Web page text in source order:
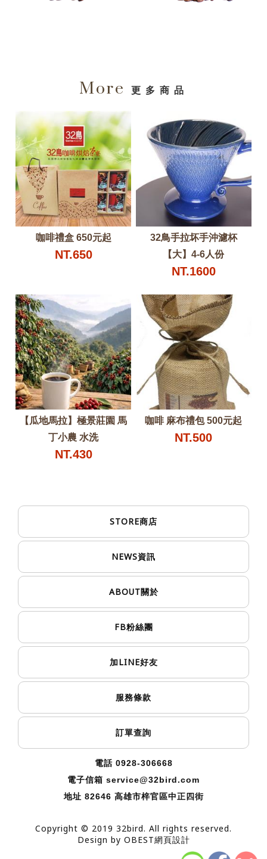
More 更多商品
咖啡禮盒 650元起
NT.650
32鳥手拉坏手沖濾杯
【大】4-6人份
NT.1600
【瓜地馬拉】極景莊園 馬
丁小農 水洗
NT.430
咖啡 麻布禮包 500元起
NT.500
STORE商店
NEWS資訊
ABOUT關於
FB粉絲團
加LINE好友
服務條款
訂單查詢
電話 0928-306668
電子信箱 service@32bird.com
地址 82646 高雄市梓官區中正四街
Copyright © 2019 32bird. All rights reserved.
Design by OBEST網頁設計